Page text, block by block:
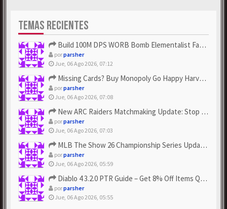
TEMAS RECIENTES
Build 100M DPS WORB Bomb Elementalist Fast - Grab POE Curren...
porparsher
Jue, 06 Ago 2026, 07:12
Missing Cards? Buy Monopoly Go Happy Harvest with Looney Tun...
porparsher
Jue, 06 Ago 2026, 07:08
New ARC Raiders Matchmaking Update: Stop Failed - Grab Bluep...
porparsher
Jue, 06 Ago 2026, 07:03
MLB The Show 26 Championship Series Update! Get Cheap & ...
porparsher
Jue, 06 Ago 2026, 05:59
Diablo 4 3.2.0 PTR Guide – Get 8% Off Items Quickly to Test ...
porparsher
Jue, 06 Ago 2026, 05:55